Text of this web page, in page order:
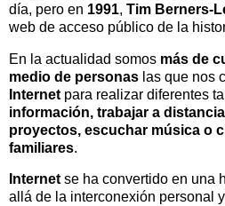
día, pero en 1991, Tim Berners-
web de acceso público de la
En la actualidad somos más de
medio de personas las que nos
Internet para realizar diferentes
información, trabajar a
proyectos, escuchar música o
familiares.
Internetse ha convertido en una
allá de la interconexión personal